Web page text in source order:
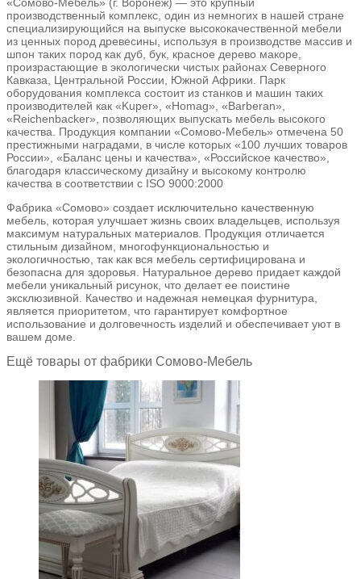
«Сомово-Мебель» (г. Воронеж) — это крупный
производственный комплекс, один из немногих в нашей стране
специализирующийся на выпуске высококачественной мебели
из ценных пород древесины, используя в производстве массив и
шпон таких пород как дуб, бук, красное дерево макоре,
произрастающие в экологически чистых районах Северного
Кавказа, Центральной России, Южной Африки. Парк
оборудования комплекса состоит из станков и машин таких
производителей как «Kuper», «Homag», «Barberan»,
«Reichenbacker», позволяющих выпускать мебель высокого
качества. Продукция компании «Сомово-Мебель» отмечена 50
престижными наградами, в числе которых «100 лучших товаров
России», «Баланс цены и качества», «Российское качество»,
благодаря классическому дизайну и высокому контролю
качества в соответствии с ISO 9000:2000
Фабрика «Сомово» создает исключительно качественную
мебель, которая улучшает жизнь своих владельцев, используя
максимум натуральных материалов. Продукция отличается
стильным дизайном, многофункциональностью и
экологичностью, так как вся мебель сертифицирована и
безопасна для здоровья. Натуральное дерево придает каждой
мебели уникальный рисунок, что делает ее поистине
эксклюзивной. Качество и надежная немецкая фурнитура,
является приоритетом, что гарантирует комфортное
использование и долговечность изделий и обеспечивает уют в
вашем доме.
Ещё товары от фабрики Сомово-Мебель